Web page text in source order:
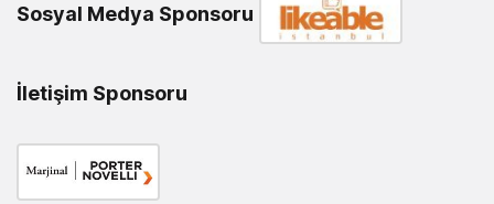
Sosyal Medya Sponsoru
İletişim Sponsoru